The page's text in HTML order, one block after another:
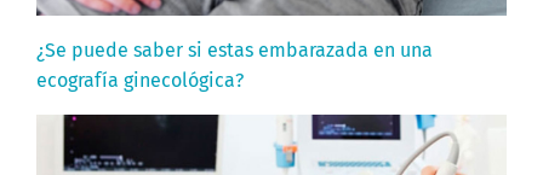
¿Se puede saber si estas embarazada en una
ecografía ginecológica?